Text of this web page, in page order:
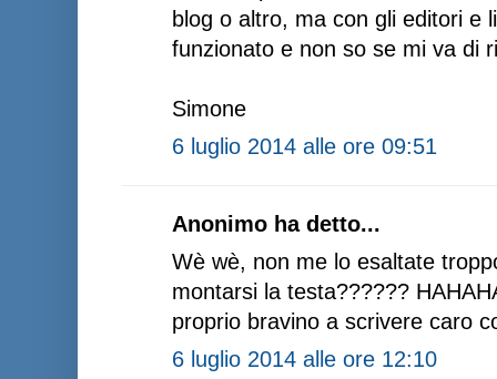
blog o altro, ma con gli editori e
funzionato e non so se mi va di
Simone
6 luglio 2014 alle ore 09:51
Anonimo ha detto...
Wè wè, non me lo esaltate
montarsi la testa??????
proprio bravino a scrivere caro
6 luglio 2014 alle ore 12:10